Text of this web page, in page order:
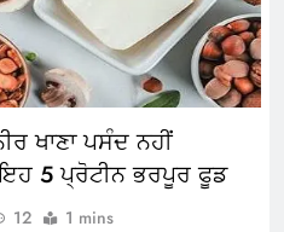
ਖਾਣਾ ਪਸੰਦ ਨਹੀਂ
5 ਪ੍ਰੋਟੀਨ ਭਰਪੂਰ ਫੂਡ
12 1 mins